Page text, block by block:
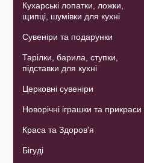
Кухарські лопатки, ложки,
щипці, шумівки для кухні
Сувеніри та подарунки
Тарілки, барила, ступки,
підставки для кухні
Церковні сувеніри
Новорічні іграшки та прикраси
Краса та Здоров'я
Бігуді